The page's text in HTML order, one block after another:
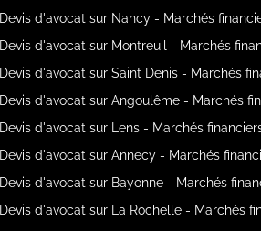
Devis d'avocat sur Nancy - Marchés
Devis d'avocat sur Montreuil - Marchés
Devis d'avocat sur Saint Denis - Marchés
Devis d'avocat sur Angoulême - Marchés
Devis d'avocat sur Lens - Marchés
Devis d'avocat sur Annecy - Marchés
Devis d'avocat sur Bayonne - Marchés
Devis d'avocat sur La Rochelle - Marchés